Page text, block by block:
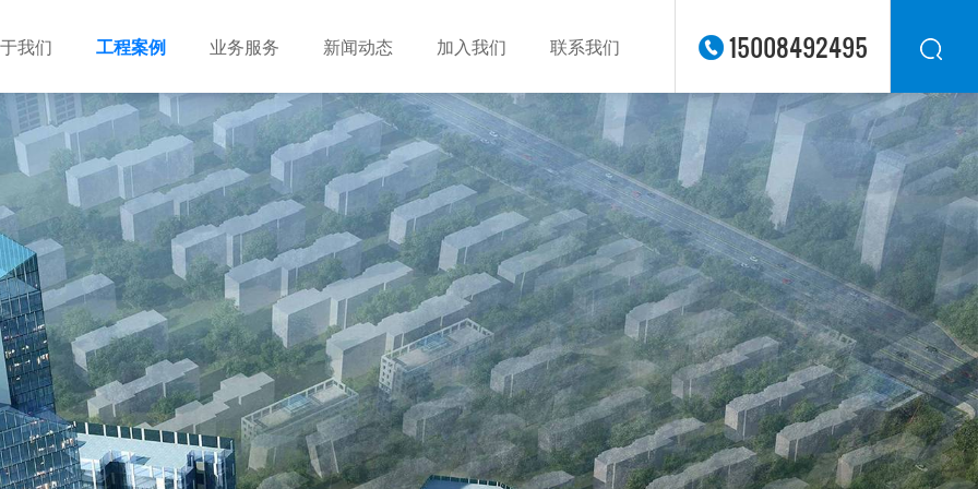
我们 工程案例
建筑设计
市政设计
电力设计
农林设计
勘察资质
水利设计
风景园林
土地规划
城乡规划
工程测绘
工程咨询
工程造价
华东
华北
华南
华中
西南
西北
东南
业务服务 新闻动态 加入我们 联系我们 15008492495